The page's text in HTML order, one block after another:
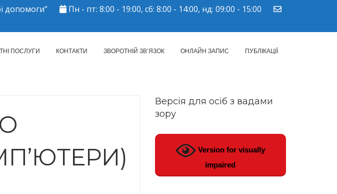
допомоги”
Пн - пт: 8:00 - 19:00, сб: 8:00 - 14:00, нд: 09:00 - 15:00
ЦЕНТР ПМСД"
ПОСЛУГИ КОНТАКТИ ЗВОРОТНІЙ ЗВ’ЯЗОК ОНЛАЙН ЗАПИС ПУБЛІКАЦІЇ
Версія для осіб з вадами
зору
Version for visually
impaired